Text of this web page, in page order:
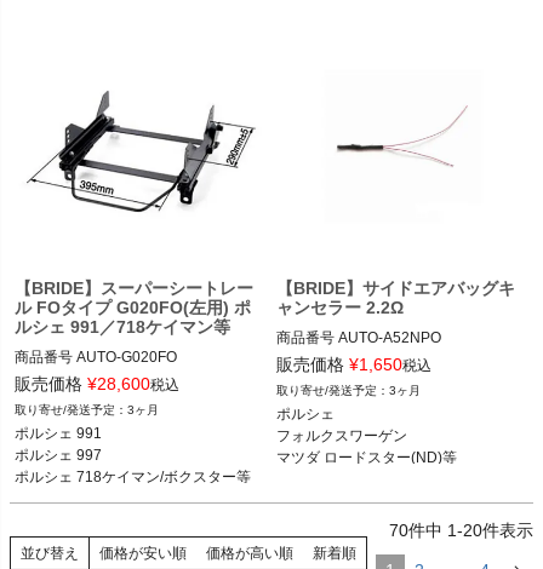
【BRIDE】スーパーシートレー
ル FOタイプ G020FO(左用) ポ
ルシェ 991／718ケイマン等
商品番号 AUTO-G020FO
メーカー品番：G020FO
ポルシェ 991 12-19
ポルシェ 997 05-13
ポルシェ 996 98-05
ポルシェ 718ケイマン/ボクスター 16-
16
販売価格 ¥28,600税込
3ヶ月
ポルシェ 991
ポルシェ 997
ポルシェ 718ケイマン/ボクスター等
【BRIDE】サイドエアバッグキ
ャンセラー 2.2Ω
商品番号 AUTO-A52NPO
メーカー品番：A52NPO
ポルシェ
フォルクスワーゲン
マツダ ロードスター(ND)等
販売価格 ¥1,650税込
3ヶ月
ポルシェ
フォルクスワーゲン
マツダ ロードスター(ND)等
並び替え 価格が安い順 価格が高い順 新着順
70件中 1-20件表示